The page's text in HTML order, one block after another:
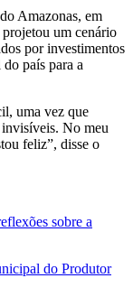
Amazonas, em
um cenário
por investimentos
país para a
uma vez que
invisíveis. No meu
feliz”, disse o
sobre a
do Produtor